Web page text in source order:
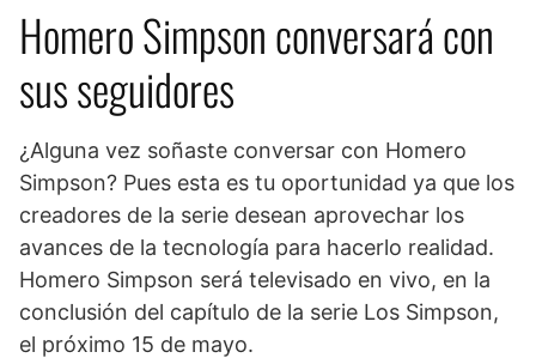
Homero Simpson conversará con
sus seguidores
¿Alguna vez soñaste conversar con Homero
Simpson? Pues esta es tu oportunidad ya que los
creadores de la serie desean aprovechar los
avances de la tecnología para hacerlo realidad.
Homero Simpson será televisado en vivo, en la
conclusión del capítulo de la serie Los Simpson,
el próximo 15 de mayo.